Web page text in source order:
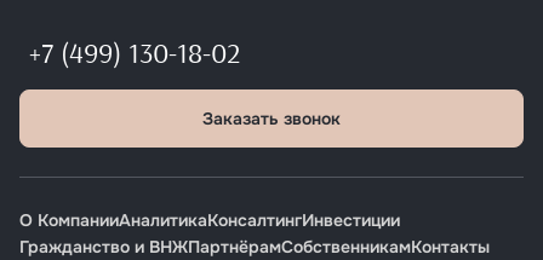
+7 (499) 130-18-02
Заказать звонок
О КомпанииАналитикаКонсалтингИнвестиции
Гражданство и ВНЖПартнёрамСобственникамКонтакты